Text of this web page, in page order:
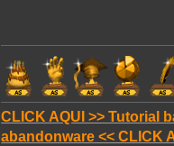
CLICK AQUI >> Tutorial
abandonware << CLICK